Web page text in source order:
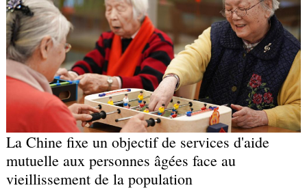
La Chine fixe un objectif de services d'aide
mutuelle aux personnes âgées face au
vieillissement de la population